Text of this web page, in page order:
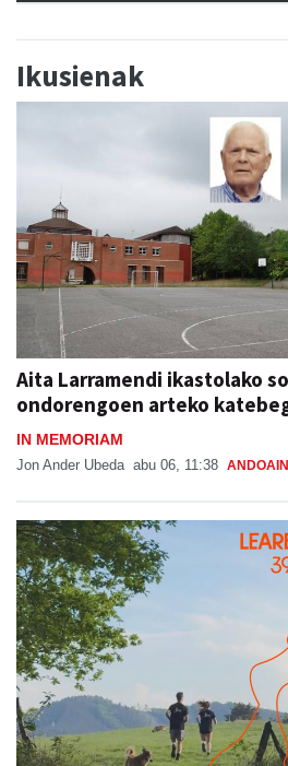
Ikusienak
Aita Larramendi ikastolako
ondorengoen arteko
IN MEMORIAM
Jon Ander Ubeda abu 06, 11:38 ANDOAIN